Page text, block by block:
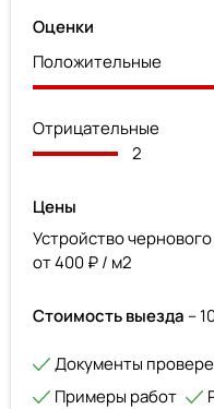
Оценки
Положительные
Отрицательные
2
Цены
Устройство
от 400 ₽ / м2
Стоимость выезда –
Документы
Примеры работ